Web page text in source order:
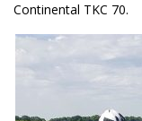
Continental TKC 70.